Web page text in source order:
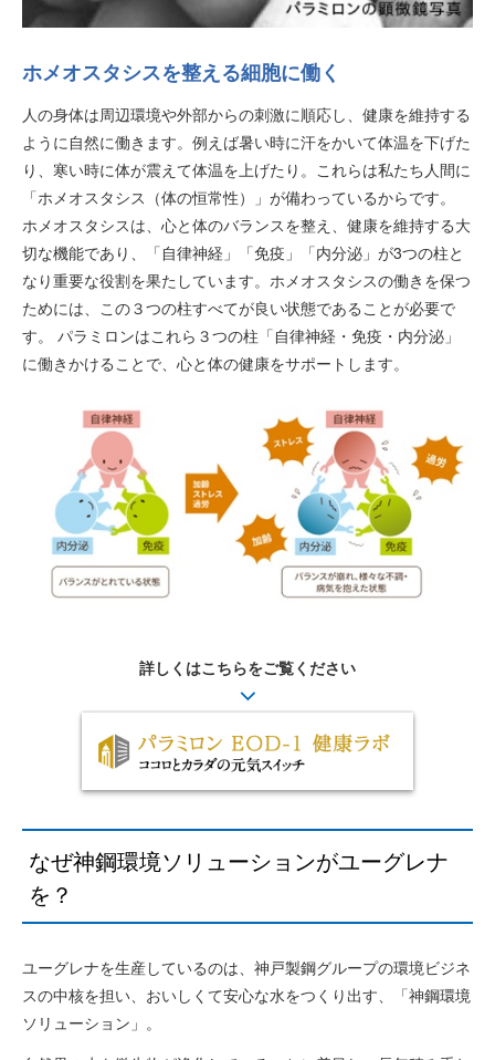
ホメオスタシスを整える細胞に働く
人の身体は周辺環境や外部からの刺激に順応し、健康を維持する
ように自然に働きます。例えば暑い時に汗をかいて体温を下げた
り、寒い時に体が震えて体温を上げたり。これらは私たち人間に
「ホメオスタシス（体の恒常性）」が備わっているからです。
ホメオスタシスは、心と体のバランスを整え、健康を維持する大
切な機能であり、「自律神経」「免疫」「内分泌」が3つの柱と
なり重要な役割を果たしています。ホメオスタシスの働きを保つ
ためには、この３つの柱すべてが良い状態であることが必要で
す。 パラミロンはこれら３つの柱「自律神経・免疫・内分泌」
に働きかけることで、心と体の健康をサポートします。
詳しくはこちらをご覧ください
なぜ神鋼環境ソリューションがユーグレナ
を？
ユーグレナを生産しているのは、神戸製鋼グループの環境ビジネ
スの中核を担い、おいしくて安心な水をつくり出す、「神鋼環境
ソリューション」。